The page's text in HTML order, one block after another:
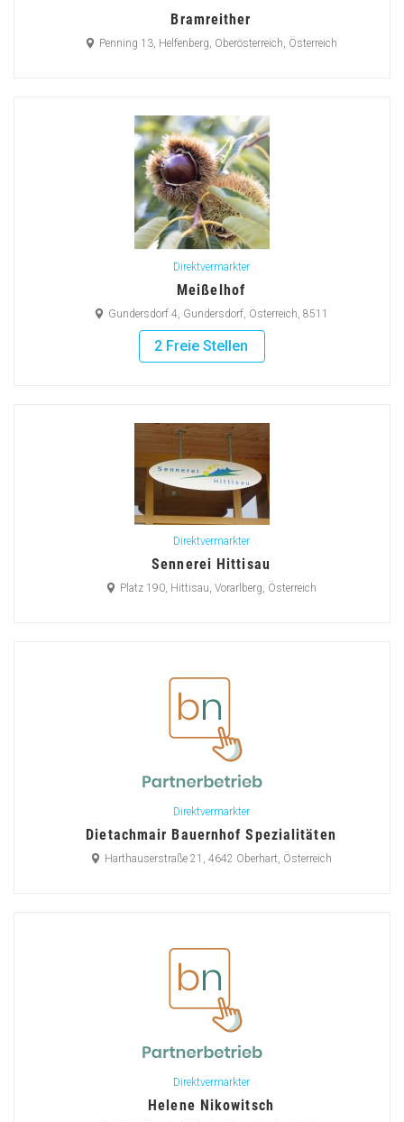
Bramreither
Penning 13, Helfenberg, Oberösterreich, Österreich
Direktvermarkter
Meißelhof
Gundersdorf 4, Gundersdorf, Österreich, 8511
2 Freie Stellen
Direktvermarkter
Sennerei Hittisau
Platz 190, Hittisau, Vorarlberg, Österreich
Direktvermarkter
Dietachmair Bauernhof Spezialitäten
Harthauserstraße 21, 4642 Oberhart, Österreich
Direktvermarkter
Helene Nikowitsch